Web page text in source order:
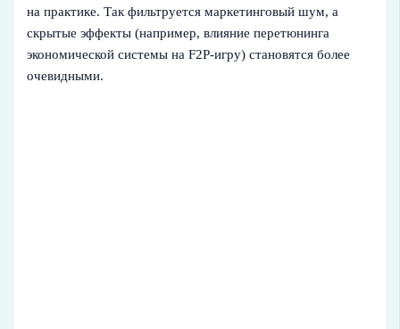
на практике. Так фильтруется маркетинговый шум, а
скрытые эффекты (например, влияние перетюнинга
экономической системы на F2P‑игру) становятся более
очевидными.